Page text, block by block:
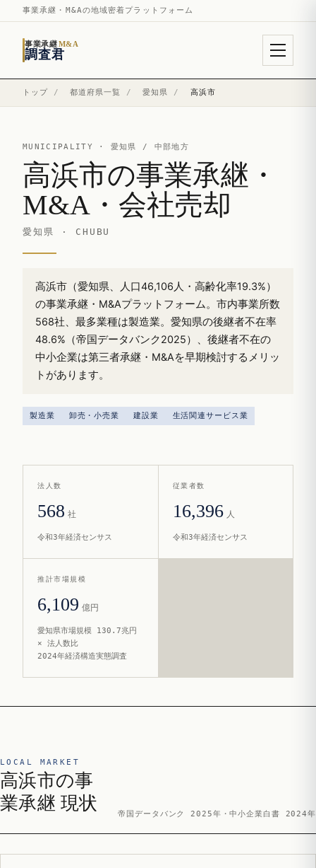
事業承継・M&Aの地域密着プラットフォーム
事業承継M&A
調査君
トップ / 都道府県一覧 / 愛知県 / 高浜市
MUNICIPALITY · 愛知県 / 中部地方
高浜市の事業承継・
M&A・会社売却
愛知県 · CHUBU
高浜市（愛知県、人口46,106人・高齢化率19.3%）
の事業承継・M&Aプラットフォーム。市内事業所数
568社、最多業種は製造業。愛知県の後継者不在率
48.6%（帝国データバンク2025）、後継者不在の
中小企業は第三者承継・M&Aを早期検討するメリッ
トがあります。
製造業 卸売・小売業 建設業 生活関連サービス業
法人数
568 社
令和3年経済センサス
従業者数
16,396 人
令和3年経済センサス
推計市場規模
6,109 億円
愛知県市場規模 130.7兆円
× 法人数比
2024年経済構造実態調査
LOCAL MARKET
高浜市の事
業承継 現状
帝国データバンク 2025年・中小企業白書 2024年